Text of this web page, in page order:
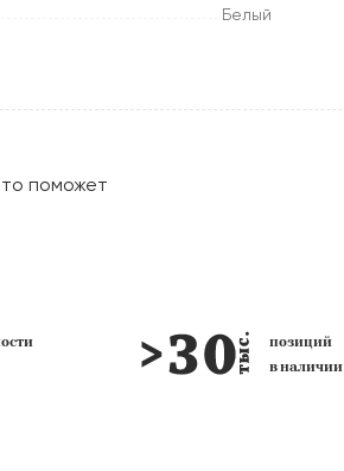
Белый
поможет
позиций
в наличии